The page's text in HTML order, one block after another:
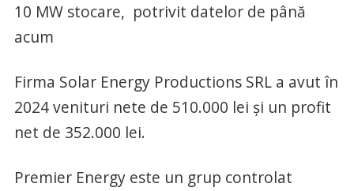
10 MW stocare, potrivit datelor de până
acum
Firma Solar Energy Productions SRL a avut în
2024 venituri nete de 510.000 lei și un profit
net de 352.000 lei.
Premier Energy este un grup controlat